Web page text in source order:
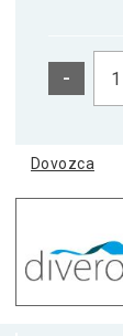
-
Dovozca